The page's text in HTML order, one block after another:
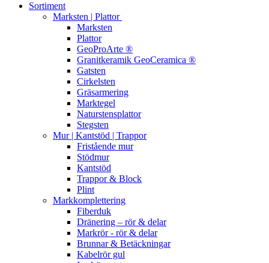
Sortiment
Marksten | Plattor
Marksten
Plattor
GeoProArte ®
Granitkeramik GeoCeramica ®
Gatsten
Cirkelsten
Gräsarmering
Marktegel
Naturstensplattor
Stegsten
Mur | Kantstöd | Trappor
Fristående mur
Stödmur
Kantstöd
Trappor & Block
Plint
Markkomplettering
Fiberduk
Dränering – rör & delar
Markrör - rör & delar
Brunnar & Betäckningar
Kabelrör gul